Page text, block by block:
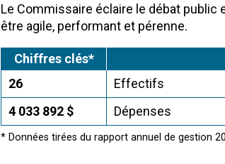
Le Commissaire éclaire le débat public
être agile, performant et pérenne.
Chiffres clés*
26
Effectifs
4 033 892 $
Dépenses
* Données tirées du rapport annuel de gestion